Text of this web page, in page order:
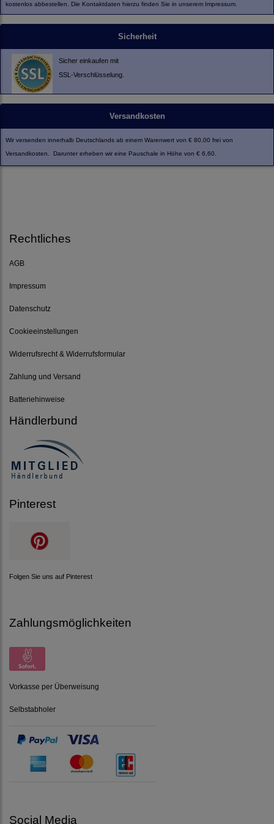
kostenlos abbestellen. Die Kontaktdaten hierzu finden Sie in unserem Impressum.
Sicherheit
Sicher einkaufen mit
SSL-Verschlüsselung.
Versandkosten
Wir versenden innerhalb Deutschlands ab einem Warenwert von € 80,00 frei von
Versandkosten. Darunter erheben wir eine Pauschale in Höhe von € 6,60.
Rechtliches
AGB
Impressum
Datenschutz
Cookieeinstellungen
Widerrufsrecht & Widerrufsformular
Zahlung und Versand
Batteriehinweise
Händlerbund
Pinterest
Folgen Sie uns auf Pinterest
Zahlungsmöglichkeiten
Vorkasse per Überweisung
Selbstabholer
Social Media